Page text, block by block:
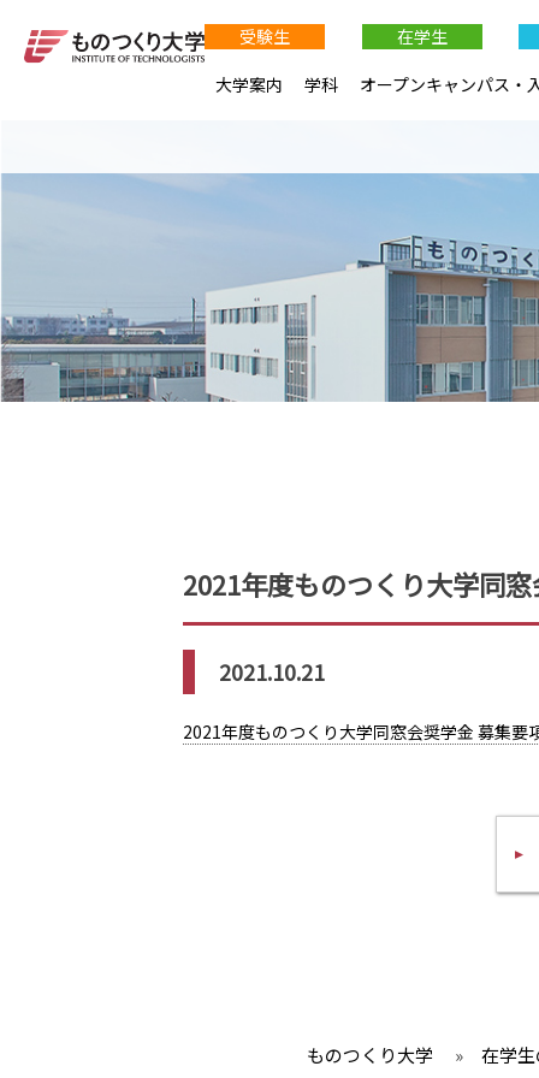
2021年度ものつくり大学同
2021.10.21
2021年度ものつくり大学同窓会奨学金 募集要
受験生 在学生
大学案内
学科 オープンキャンパス・
ものつくり大学 » 在学